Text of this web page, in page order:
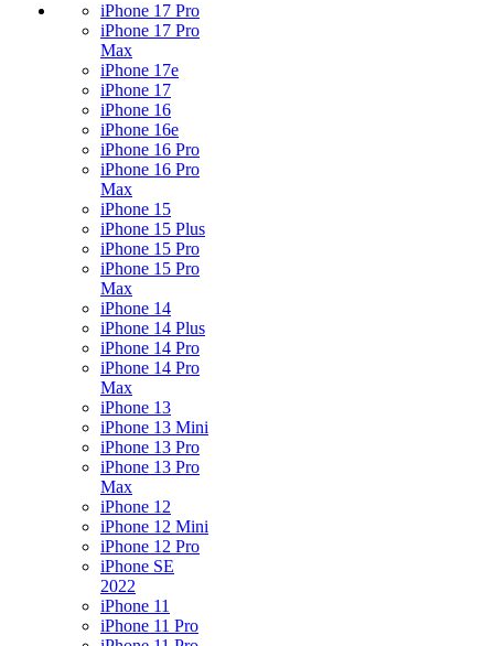
iPhone 17 Pro
iPhone 17 Pro
Max
iPhone 17e
iPhone 17
iPhone 16
iPhone 16e
iPhone 16 Pro
iPhone 16 Pro
Max
iPhone 15
iPhone 15 Plus
iPhone 15 Pro
iPhone 15 Pro
Max
iPhone 14
iPhone 14 Plus
iPhone 14 Pro
iPhone 14 Pro
Max
iPhone 13
iPhone 13 Mini
iPhone 13 Pro
iPhone 13 Pro
Max
iPhone 12
iPhone 12 Mini
iPhone 12 Pro
iPhone SE
2022
iPhone 11
iPhone 11 Pro